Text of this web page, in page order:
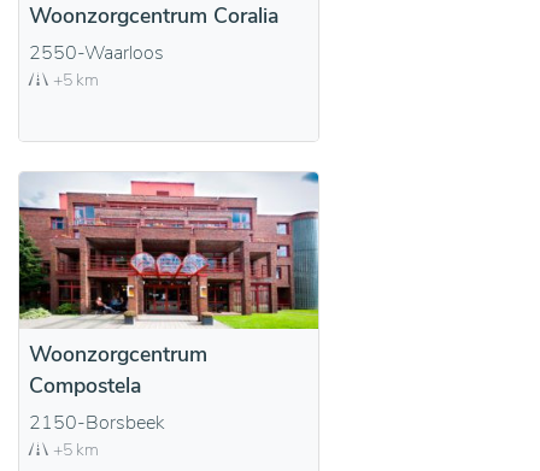
Woonzorgcentrum Coralia
2550-Waarloos
+5 km
Woonzorgcentrum
Compostela
2150-Borsbeek
+5 km